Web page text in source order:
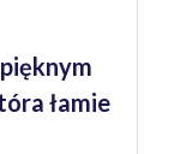
łamie